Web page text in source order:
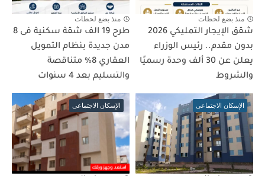
منذ بضع لحظات
شقق الإيجار التمليكي 2026
بدون مقدم.. رئيس الوزراء
يعلن عن 30 ألف وحدة رسميًا
والشروط
منذ بضع لحظات
طرح 19 الف شقة سكنية فى 8
مدن جديدة بنظام التمويل
العقاري 8% متناقصة
والتسليم بعد 4 سنوات
الإسكان الاجتماعى الإسكان الاجتماعى